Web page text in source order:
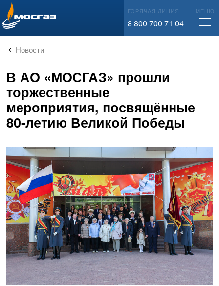
info@mos-gaz.ru ГОРЯЧАЯ ЛИНИЯ
8 800 700 71 04
МЕНЮ
Новости
В АО «МОСГАЗ» прошли
торжественные
мероприятия, посвящённые
80-летию Великой Победы